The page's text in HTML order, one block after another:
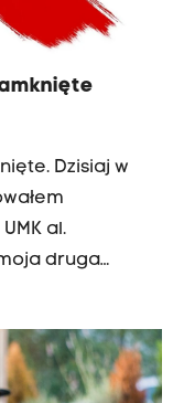
Dzisiaj w
al.
druga
bo przed
bo to